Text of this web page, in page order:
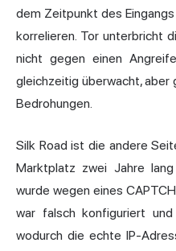
dem Zeitpunkt des
korrelieren. Tor unterbricht
nicht gegen einen
gleichzeitig überwacht, aber
Bedrohungen.
Silk Road ist die andere
Marktplatz zwei Jahre
wurde wegen eines
war falsch konfiguriert
wodurch die echte IP-